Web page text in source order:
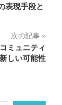
表現手段と
次の記事
ミュニティ
しい可能性